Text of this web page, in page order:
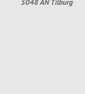
5048 AN Tilburg